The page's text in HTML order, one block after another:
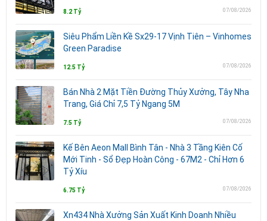
8.2 Tỷ 07/08/2026
Siêu Phẩm Liền Kề Sx29-17 Vịnh Tiên – Vinhomes
Green Paradise
12.5 Tỷ 07/08/2026
Bán Nhà 2 Mặt Tiền Đường Thủy Xưởng, Tây Nha
Trang, Giá Chỉ 7,5 Tỷ Ngang 5M
7.5 Tỷ 07/08/2026
Kế Bên Aeon Mall Bình Tân - Nhà 3 Tầng Kiên Cố
Mới Tinh - Sổ Đẹp Hoàn Công - 67M2 - Chỉ Hơn 6
Tỷ Xíu
6.75 Tỷ 07/08/2026
Xn434 Nhà Xưởng Sản Xuất Kinh Doanh Nhiều